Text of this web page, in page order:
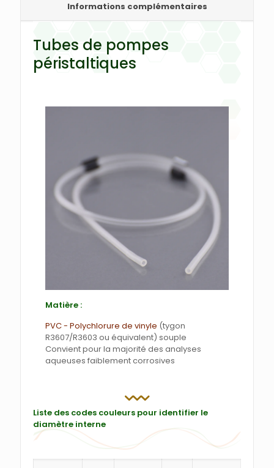
Informations complémentaires
Tubes de pompes
péristaltiques
Matière :
PVC - Polychlorure de vinyle (tygon
R3607/R3603 ou équivalent) souple
Convient pour la majorité des analyses
aqueuses faiblement corrosives
Liste des codes couleurs pour identifier le
diamètre interne